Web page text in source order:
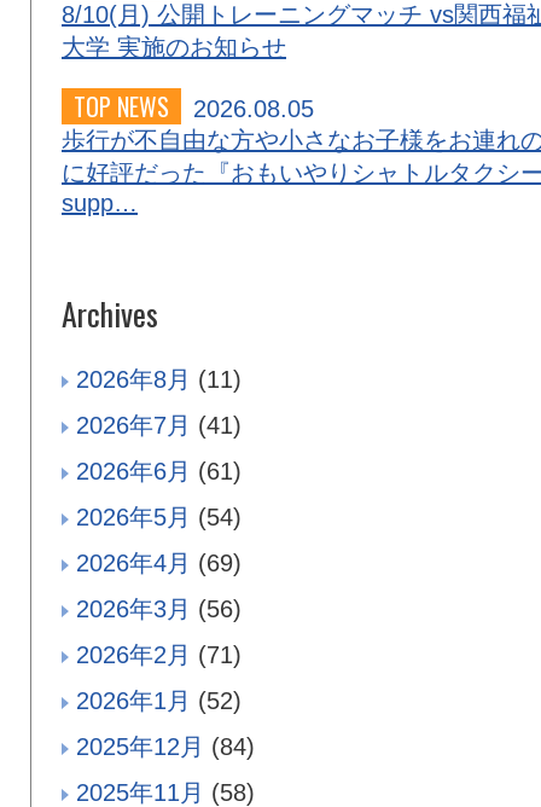
8/10(月) 公開トレーニングマッチ vs関西福
大学 実施のお知らせ
TOP NEWS
2026.08.05
歩行が不自由な方や小さなお子様をお連れ
に好評だった『おもいやりシャトルタクシ
supp…
Archives
2026年8月 (11)
2026年7月 (41)
2026年6月 (61)
2026年5月 (54)
2026年4月 (69)
2026年3月 (56)
2026年2月 (71)
2026年1月 (52)
2025年12月 (84)
2025年11月 (58)